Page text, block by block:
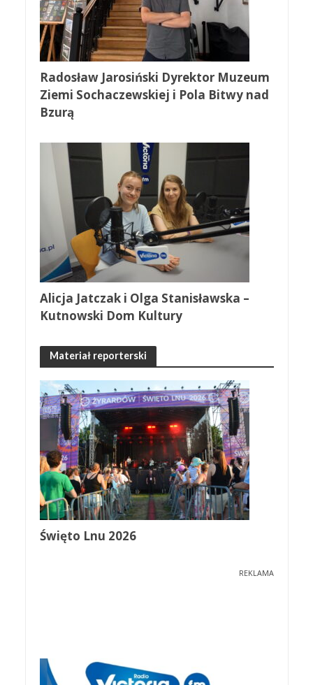
Radosław Jarosiński Dyrektor Muzeum
Ziemi Sochaczewskiej i Pola Bitwy nad
Bzurą
Alicja Jatczak i Olga Stanisławska –
Kutnowski Dom Kultury
Materiał reporterski
Święto Lnu 2026
REKLAMA